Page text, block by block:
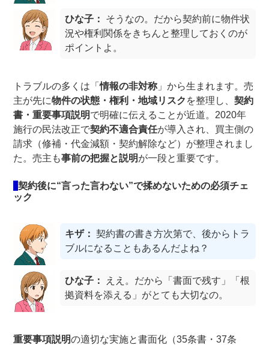
ひな子：
そうなの。だから契約前に物件状
況や権利関係をきちんと整理しておくのが
ポイントよ。
トラブルの多くは「情報の非対称 」から生まれます。売
主が先に物件の状態・権利・地域リスク を整理し、契約
書・重要事項説明で明確に伝えることが近道。2020年
施行の民法改正で契約不適合責任が導入され、買主側の
請求（修補・代金減額・契約解除など）が整理されまし
た。売主も事前の把握と説明が一段と重要です。
契約後に“言った言わない”で揉めないための必須チェ
ック
キザ： 契約書の書き方次第で、後からトラ
ブルになることもあるんだよね？
ひな子：
ええ。だから「書面で残す」「根
拠資料を添える」がとても大切なの。
重要事項説明の適切な実施と書面化（35条書・37条